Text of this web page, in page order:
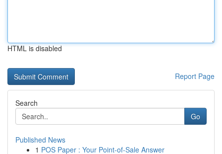
HTML is disabled
Report Page
Search
Go
Published News
1 POS Paper : Your Point-of-Sale Answer